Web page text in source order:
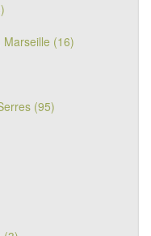
(16)
(95)